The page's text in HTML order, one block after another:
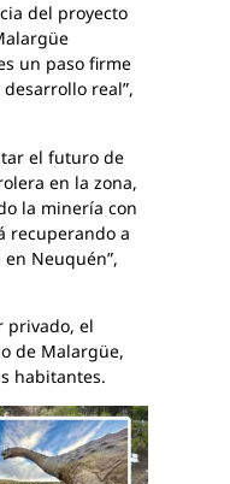
del proyecto
un paso firme
real”,
el futuro de
en la zona,
la minería con
recuperando a
Neuquén”,
privado, el
de Malargüe,
habitantes.